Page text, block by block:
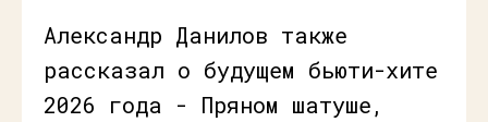
Александр Данилов также
рассказал о будущем бьюти-хите
2026 года - Пряном шатуше,